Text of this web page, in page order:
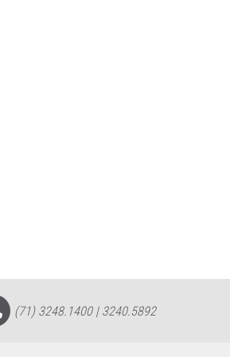
(71) 3248.1400 | 3240.5892